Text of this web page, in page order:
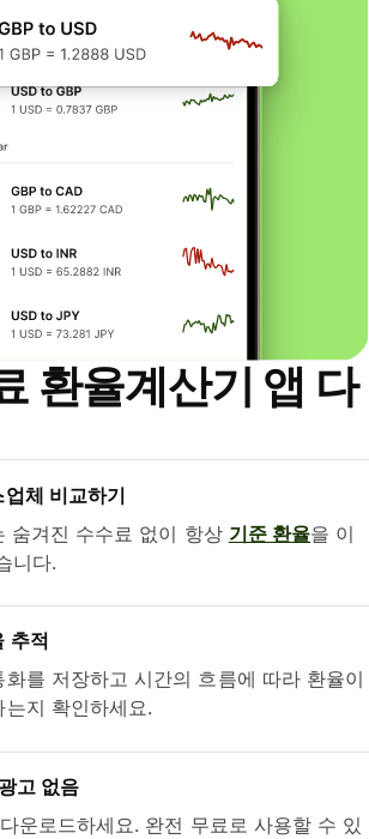
환율계산기 앱 다
체 비교하기
숨겨진 수수료 없이 항상 기준 환율을 이
니다.
추적
화를 저장하고 시간의 흐름에 따라 환율이
는지 확인하세요.
고 없음
운로드하세요. 완전 무료로 사용할 수 있